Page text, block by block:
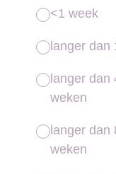
<1 week
langer
langer
weken
langer
weken